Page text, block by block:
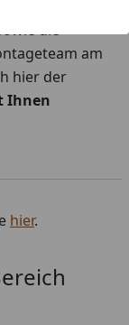
zu
die
am
hier der
Ihnen
hier.